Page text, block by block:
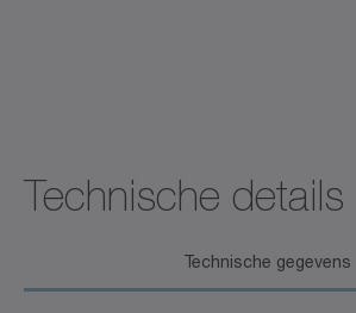
Technische details
Technische gegevens